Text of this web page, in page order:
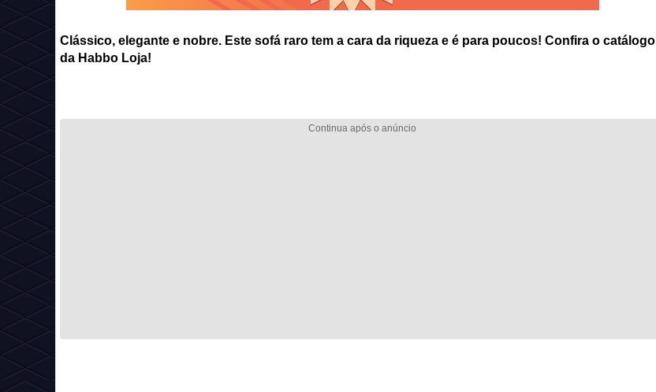
Clássico, elegante e nobre. Este sofá raro tem a cara da riqueza e é para poucos! Confira o catálogo
da Habbo Loja!